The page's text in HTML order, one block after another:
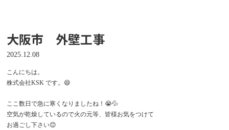
大阪市 外壁工事
2025.12.08
こんにちは。
株式会社KSK です。😄
ここ数日で急に寒くなりましたね！😭💦
空気が乾燥しているので火の元等、皆様お気をつけて
お過ごし下さい😊